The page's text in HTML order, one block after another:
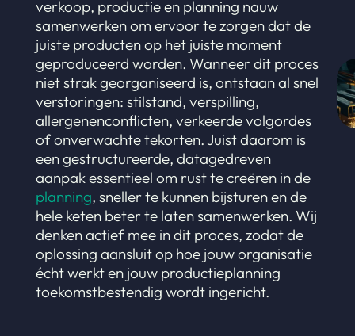
verkoop, productie en planning nauw
samenwerken om ervoor te zorgen dat de
juiste producten op het juiste moment
geproduceerd worden. Wanneer dit proces
niet strak georganiseerd is, ontstaan al snel
verstoringen: stilstand, verspilling,
allergenenconflicten, verkeerde volgordes
of onverwachte tekorten. Juist daarom is
een gestructureerde, datagedreven
aanpak essentieel om rust te creëren in de
planning, sneller te kunnen bijsturen en de
hele keten beter te laten samenwerken. Wij
denken actief mee in dit proces, zodat de
oplossing aansluit op hoe jouw organisatie
écht werkt en jouw productieplanning
toekomstbestendig wordt ingericht.